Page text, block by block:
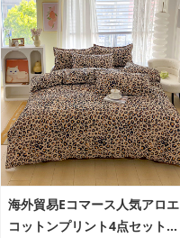
海外貿易Eコマース人気アロエ
コットンプリント4点セット寝